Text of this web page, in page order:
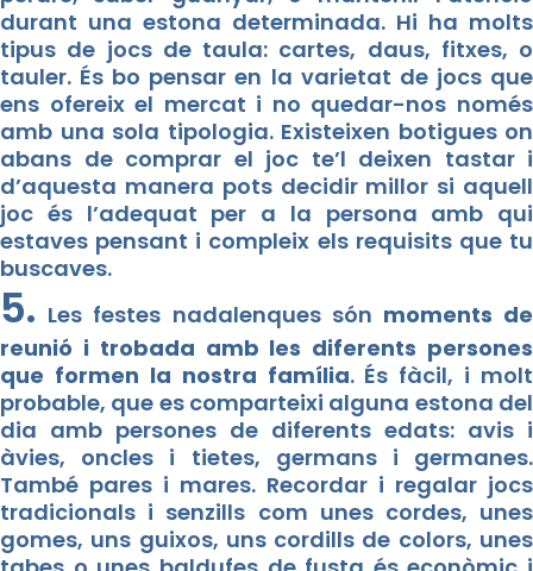
durant una estona determinada. Hi ha molts
tipus de jocs de taula: cartes, daus, fitxes, o
tauler. És bo pensar en la varietat de jocs que
ens ofereix el mercat i no quedar-nos només
amb una sola tipologia. Existeixen botigues on
abans de comprar el joc te’l deixen tastar i
d’aquesta manera pots decidir millor si aquell
joc és l’adequat per a la persona amb qui
estaves pensant i compleix els requisits que tu
buscaves.
5. Les festes nadalenques són moments de
reunió i trobada amb les diferents persones
que formen la nostra família. És fàcil, i molt
probable, que es comparteixi alguna estona del
dia amb persones de diferents edats: avis i
àvies, oncles i tietes, germans i germanes.
També pares i mares. Recordar i regalar jocs
tradicionals i senzills com unes cordes, unes
gomes, uns guixos, uns cordills de colors, unes